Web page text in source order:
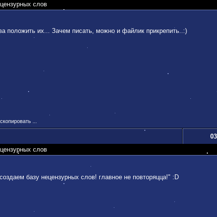
слов
положить их... Зачем писать, можно и файлик прикрепить..:)
...
слов
базу нецензурных слов! главное не повторяцца!" :D